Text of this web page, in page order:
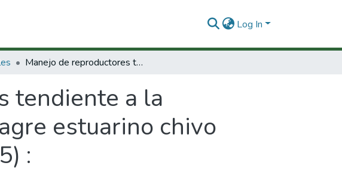
Log In
Manejo de reproductores tendiente a la producción masiva de alevinos del bagre estuarino chivo cabezon ariopsis bonillai (miles, 1945) :
tendiente a la
estuarino chivo
: